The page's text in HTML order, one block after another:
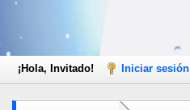
¡Hola, Invitado! Iniciar sesión